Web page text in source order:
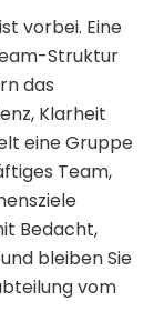
vorbei. Eine
Struktur
das
Klarheit
eine Gruppe
Team,
Bedacht,
bleiben Sie
vom